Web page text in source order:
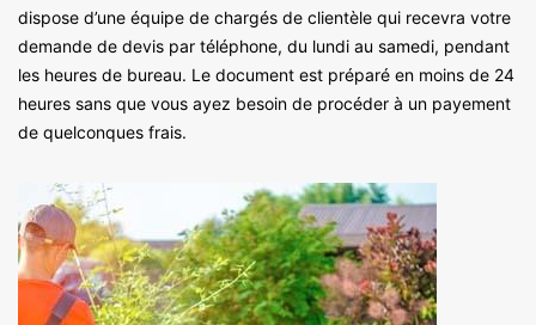
dispose d’une équipe de chargés de clientèle qui recevra votre
demande de devis par téléphone, du lundi au samedi, pendant
les heures de bureau. Le document est préparé en moins de 24
heures sans que vous ayez besoin de procéder à un payement
de quelconques frais.